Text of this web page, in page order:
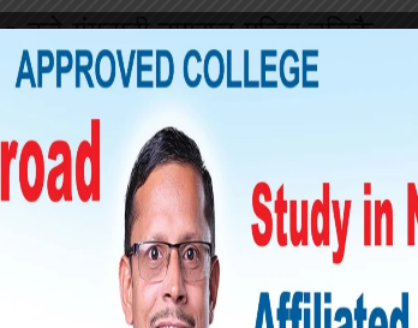
बजे गंगनानी नागराज मन्दिर नजिकै
दिएको छ।
सहस्त्रधारा हेलिप्याडबाट